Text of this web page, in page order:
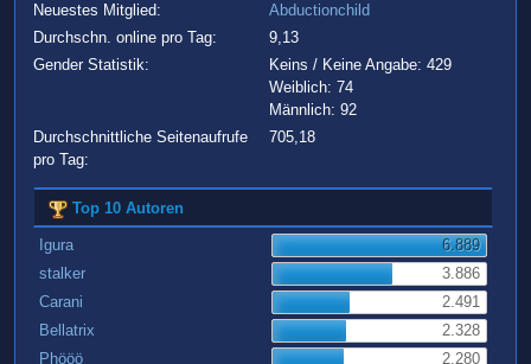
Neuestes Mitglied:
Abductionchild
Durchschn. online pro Tag:
9,13
Gender Statistik:
Keins / Keine Angabe: 429
Weiblich: 74
Männlich: 92
Durchschnittliche Seitenaufrufe
pro Tag:
705,18
Top 10 Autoren
Igura
6.889
stalker
3.886
Carani
2.491
Bellatrix
2.328
Phööö
2.280